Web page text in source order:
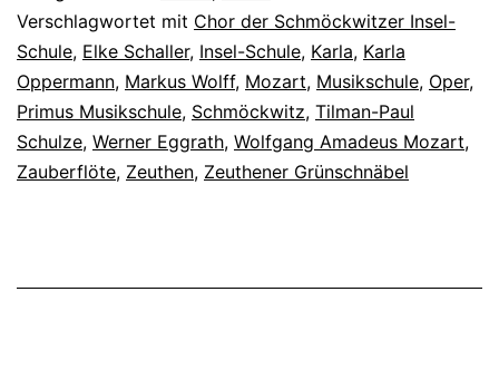
Verschlagwortet mit Chor der Schmöckwitzer Insel-
Schule, Elke Schaller, Insel-Schule, Karla, Karla
Oppermann, Markus Wolff, Mozart, Musikschule, Oper,
Primus Musikschule, Schmöckwitz, Tilman-Paul
Schulze, Werner Eggrath, Wolfgang Amadeus Mozart,
Zauberflöte, Zeuthen, Zeuthener Grünschnäbel